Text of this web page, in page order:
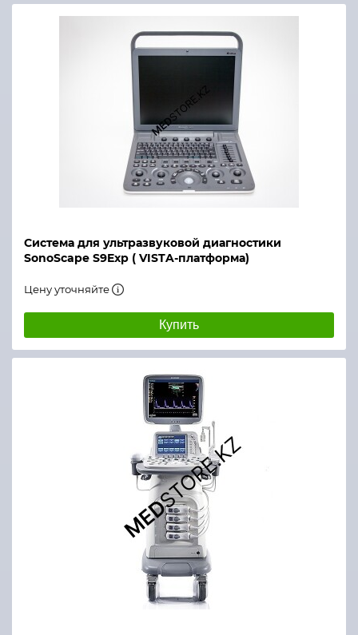
Система для ультразвуковой диагностики
SonoScape S9Exp ( VISTA-платформа)
Цену уточняйте
Купить